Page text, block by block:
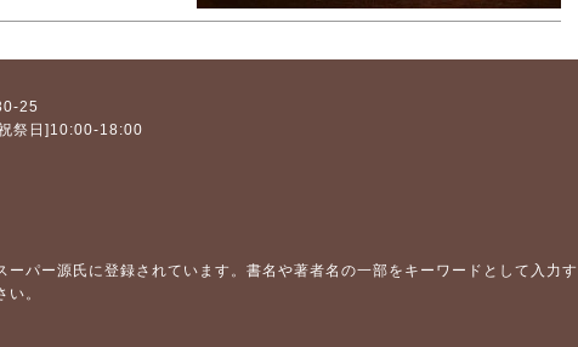
25
祭日]10:00-18:00
パー源氏に登録されています。書名や著者名の一部をキーワードとして入力す
。